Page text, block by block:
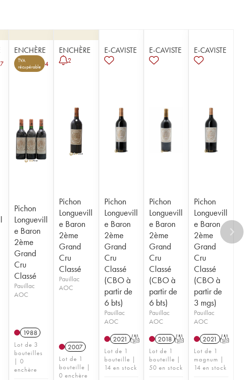
7
ENCHÈRE
TVA
récupérable
4
Pichon
Longuevill
e Baron
2ème
Grand
Cru
Classé
Pauillac
AOC
1988
Lot de 3
bouteilles
| 0
enchère
ENCHÈRE
2
Pichon
Longuevill
e Baron
2ème
Grand
Cru
Classé
Pauillac
AOC
2007
Lot de 1
bouteille |
0 enchère
E-CAVISTE
Pichon
Longuevill
e Baron
2ème
Grand
Cru
Classé
(CBO à
partir de
6 bts)
Pauillac
AOC
2021 T
Lot de 1
bouteille |
14 en stock
E-CAVISTE
Pichon
Longuevill
e Baron
2ème
Grand
Cru
Classé
(CBO à
partir de
6 bts)
Pauillac
AOC
2018 T
Lot de 1
bouteille |
50 en stock
E-CAVISTE
Pichon
Longuevill
e Baron
2ème
Grand
Cru
Classé
(CBO à
partir de
3 mgs)
Pauillac
AOC
2021 T
Lot de 1
magnum |
14 en stock